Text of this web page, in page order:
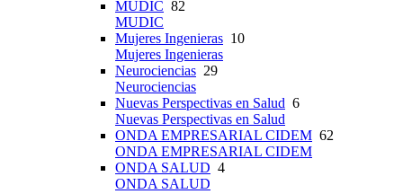
MUDIC 82
MUDIC
Mujeres Ingenieras 10
Mujeres Ingenieras
Neurociencias 29
Neurociencias
Nuevas Perspectivas en Salud 6
Nuevas Perspectivas en Salud
ONDA EMPRESARIAL CIDEM 62
ONDA EMPRESARIAL CIDEM
ONDA SALUD 4
ONDA SALUD